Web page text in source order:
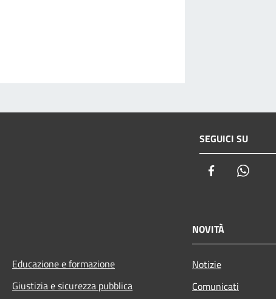
SEGUICI SU
Facebook
Educazione e formazione
Giustizia e sicurezza pubblica
NOVITÀ
Notizie
Comunicati